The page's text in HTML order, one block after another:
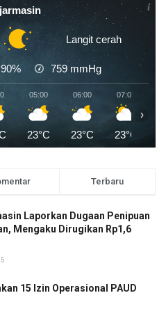
Langit cerah
90% 759 mmHg
05:00
23°C
06:00
23°C
07:00
23°C
›
Terbaru
Laporkan Dugaan Penipuan
Mengaku Dirugikan Rp1,6
15 Izin Operasional PAUD